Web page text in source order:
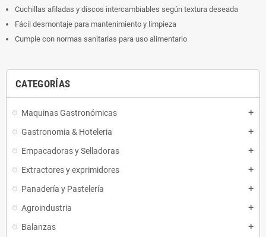
CATEGORÍAS
Maquinas Gastronómicas add
Gastronomia & Hoteleria add
Empacadoras y Selladoras add
Extractores y exprimidores add
Panadería y Pastelería add
Agroindustria add
Balanzas add
Cuchillas afiladas y discos intercambiables según textura deseada
Fácil desmontaje para mantenimiento y limpieza
Cumple con normas sanitarias para uso alimentario